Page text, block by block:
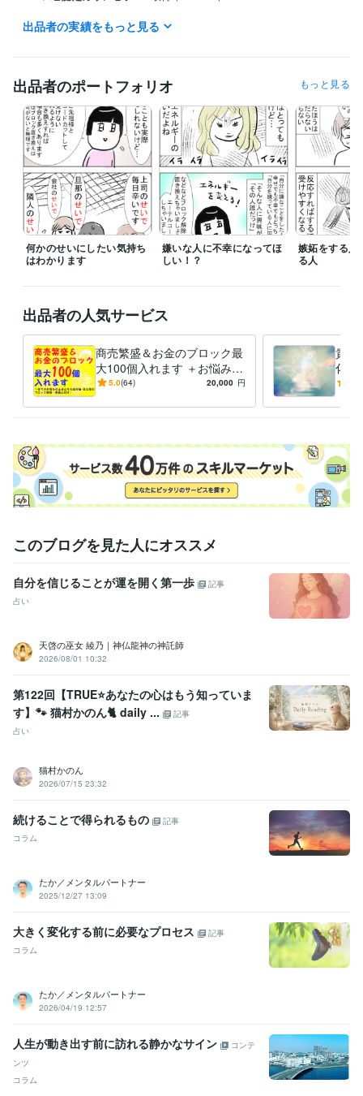
ビジネス・クリエイティブツール
占い ブロック置き換え 縁結び ヒーリング
出品者の実績をもっと見る
出品者のポートフォリオ もっと見る
何かのせいにしたい気持ち
はわかります
嫌いな人に不幸になってほ
しい！？
嫉妬をする人
る人
出品者の人気サービス
商売繁盛＆お金のブロック最
大100個入れます ＋お悩みの
土台！自分軸、自己愛ブロッ
5.0(64) 20,000 円
貴方
化！
揮、
し
このブログを見た人にオススメ
自分を信じることが運を開く第一歩
記事
占い
天啓の巫女 綾乃｜神仏龍神の神託師
2026/08/01 10:32
第122回【TRUE⭐️あなたの心はもう知っていま
す】🐾 猫村かのん🐈 daily ...
記事
占い
猫村かのん
2026/07/15 23:32
続けることで得られるもの
記事
コラム
たか／メンタルパートナー
2025/12/27 13:09
大きく変化する前に必要なプロセス
記事
コラム
たか／メンタルパートナー
2026/04/19 12:57
人生が動き出す前に訪れる静かなサイン
コンテ
ンツ
コラム